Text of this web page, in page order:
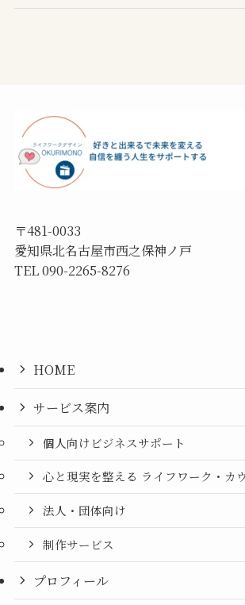
〒481-0033
愛知県北名古屋市西之保神ノ戸
TEL 090-2265-8276
HOME
サービス案内
個人向けビジネスサポート
心と現実を整える ライフワーク・カ
法人・団体向け
制作サービス
プロフィール